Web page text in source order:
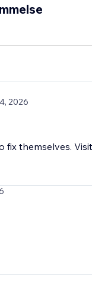
2026
fix themselves.